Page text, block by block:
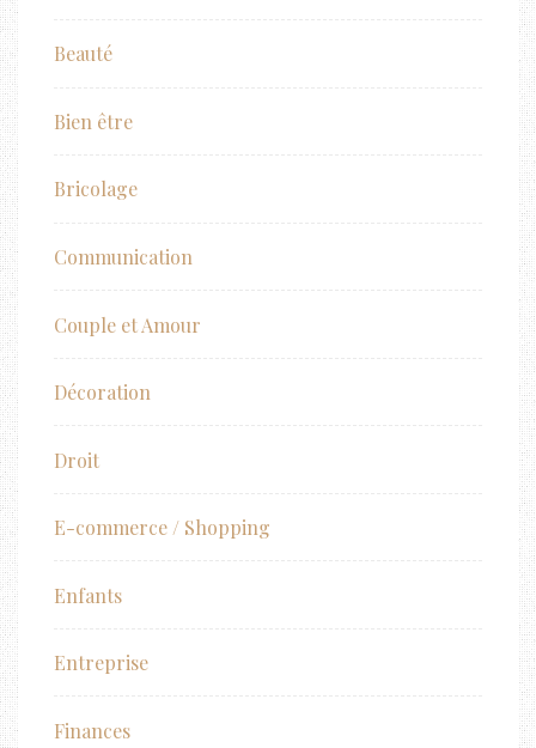
Beauté
Bien être
Bricolage
Communication
Couple et Amour
Décoration
Droit
E-commerce / Shopping
Enfants
Entreprise
Finances